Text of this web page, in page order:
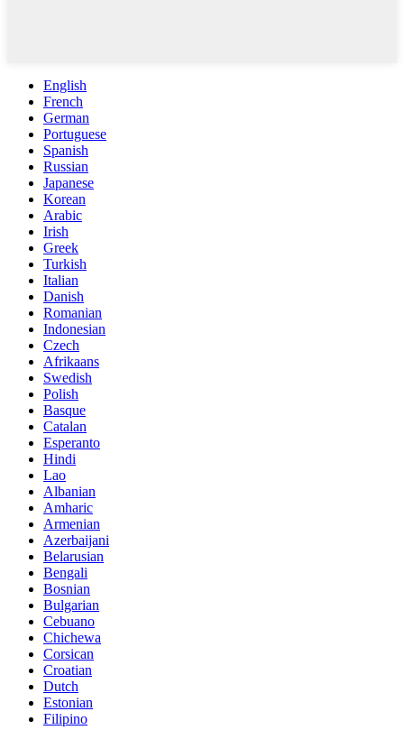
English
French
German
Portuguese
Spanish
Russian
Japanese
Korean
Arabic
Irish
Greek
Turkish
Italian
Danish
Romanian
Indonesian
Czech
Afrikaans
Swedish
Polish
Basque
Catalan
Esperanto
Hindi
Lao
Albanian
Amharic
Armenian
Azerbaijani
Belarusian
Bengali
Bosnian
Bulgarian
Cebuano
Chichewa
Corsican
Croatian
Dutch
Estonian
Filipino